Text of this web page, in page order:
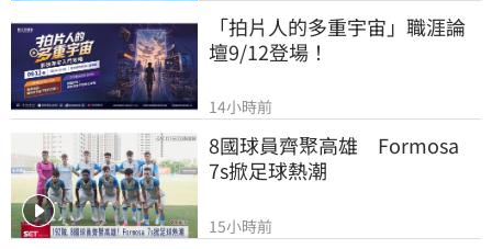
「拍片人的多重宇宙」職涯論
壇9/12登場！
14小時前
8國球員齊聚高雄　Formosa
7s掀足球熱潮
15小時前